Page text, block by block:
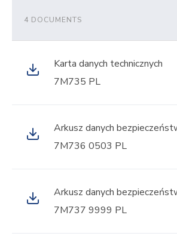
4 DOCUMENTS
Karta danych technicznych
7M735 PL
Arkusz danych
7M736 0503 PL
Arkusz danych
7M737 9999 PL